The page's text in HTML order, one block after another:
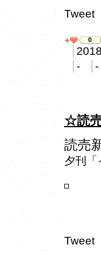
Tweet
0
-
-
☆読
読売
夕刊「
Tweet